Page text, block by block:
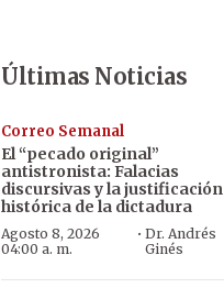
Últimas Noticias
Correo Semanal
El “pecado original”
antistronista: Falacias
discursivas y la justificación
histórica de la dictadura
Agosto 8, 2026
04:00 a. m.
·Dr. Andrés
Ginés